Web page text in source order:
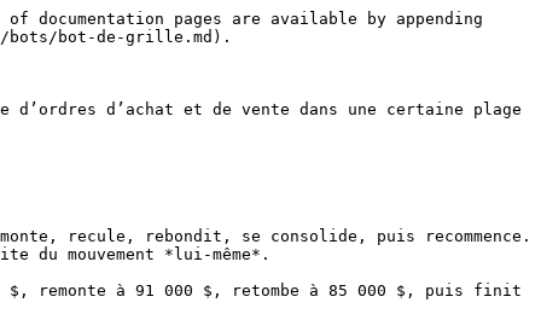
pensez que le prix restera dans une plage et que vous n’avez pas de vision directionnelle forte. Le bot profite uniquement de la volatilité à l’intérieur de cette plage.

**Profil de risque :** Si le prix dépasse la plage par le haut, vous vous retrouvez avec une position short (sur les perps) ou vous avez vendu votre actif de base (au comptant). Si le prix casse par le bas, vous accumulez une position long. Dans les deux cas, votre exposition correspond approximativement à la moitié de la taille totale de la grille — car seuls les ordres d’un côté de la plage s’exécutent au fil du mouvement du prix. C’est le profil de risque le plus équilibré des trois modes.

**Quand utiliser la grille neutre :**

* Marchés en range, marchés en consolidation
* Lorsque vous n’avez pas de conviction directionnelle forte

#### Grille Long

En mode Long, *tous* les niveaux sont initialement définis comme ordres d’achat.

Les ordres d’achat situés au-dessus du prix de marché actuel s’exécutent immédiatement au lancement (puisqu’ils peuvent être exécutés au prix de marché actuel ou mieux), et chacun est remplacé par un ordre de vente un niveau plus haut. Cela construit une position long initiale dont la taille est égale au nombre de niveaux au-dessus du prix de marché multiplié par la taille d’ordre.

Une grille Long est essentiellement une grille neutre qui démarre avec une position long intégrée. Après les exécutions initiales, elle se comporte de manière identique — acheter plus bas, vendre plus haut, enchaîner les niveaux.

**Profil de risque :** Si le prix monte et finit par dépasser la plage de la grille, le bot vend progressivement la position, verrouillant un profit directionnel en plus des profits du trading en grille. Si le prix baisse, vous accumulez davantage — votre position long augmente, et votre exposition à la baisse est environ deux fois supérieure à celle d’une grille neutre comparable (car vous avez commencé avec une position *et* vous continuez d’acheter davantage à mesure qu’il baisse).

**Quand utiliser une grille Long :**

* Lorsque vous êtes haussier avec une volatilité attendue
* Lorsque vous voulez accumuler un actif tout en capturant les fluctuations à court terme
* Sur le spot, lorsque vous n’avez que la devise de cotation (par ex. USDT) et aucune devise de base à vendre

#### Grille Short

Le mode Short est l’image miroir du mode Long.

Tous les niveaux sont initialement définis comme ordres de vente. Les ordres de vente situés sous le prix de marché actuel s’exécutent immédiatement, construisant une position short initiale. Chaque exécution est remplacée par un ordre d’achat un niveau plus bas.

**Profil de risque :** Si le prix descend et passe sous la plage, le bot rachète progressivement, clôturant le short et verrouillant un profit directionnel. Si le prix monte, la position short grandit, et votre exposition est environ deux fois supérieure à celle d’une grille neutre.

**Quand utiliser une grille Short :**

* Lorsque vous êtes baissi